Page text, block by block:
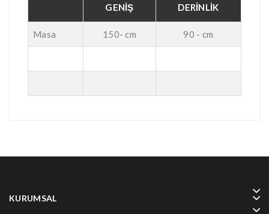
GENİŞ DERİNLİK
Masa 150- cm 90 - cm
KURUMSAL